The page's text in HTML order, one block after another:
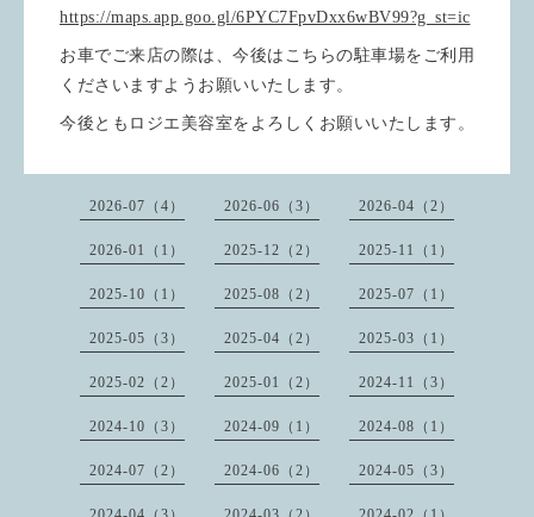
https://maps.app.goo.gl/6PYC7FpvDxx6wBV99?g_st=ic
お車でご来店の際は、今後はこちらの駐車場をご利用
くださいますようお願いいたします。
今後ともロジエ美容室をよろしくお願いいたします。
2026-07（4） 2026-06（3） 2026-04（2）
2026-01（1） 2025-12（2） 2025-11（1）
2025-10（1） 2025-08（2） 2025-07（1）
2025-05（3） 2025-04（2） 2025-03（1）
2025-02（2） 2025-01（2） 2024-11（3）
2024-10（3） 2024-09（1） 2024-08（1）
2024-07（2） 2024-06（2） 2024-05（3）